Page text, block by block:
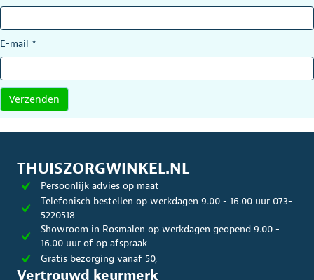
E-mail *
THUISZORGWINKEL.NL
Persoonlijk advies op maat
Telefonisch bestellen op werkdagen 9.00 - 16.00 uur 073-
5220518
Showroom in Rosmalen op werkdagen geopend 9.00 -
16.00 uur of op afspraak
Gratis bezorging vanaf 50,=
Vertrouwd keurmerk